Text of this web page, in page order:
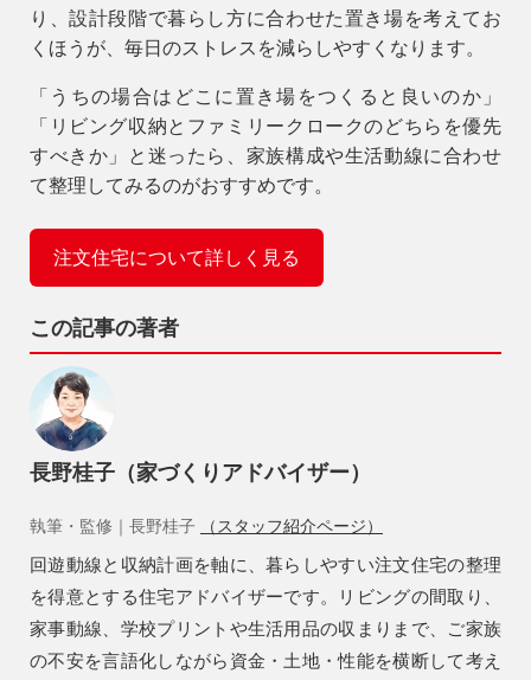
り、設計段階で暮らし方に合わせた置き場を考えてお
くほうが、毎日のストレスを減らしやすくなります。
「うちの場合はどこに置き場をつくると良いのか」
「リビング収納とファミリークロークのどちらを優先
すべきか」と迷ったら、家族構成や生活動線に合わせ
て整理してみるのがおすすめです。
注文住宅について詳しく見る
この記事の著者
長野桂子（家づくりアドバイザー）
執筆・監修｜長野桂子 （スタッフ紹介ページ）
回遊動線と収納計画を軸に、暮らしやすい注文住宅の整理
を得意とする住宅アドバイザーです。リビングの間取り、
家事動線、学校プリントや生活用品の収まりまで、ご家族
の不安を言語化しながら資金・土地・性能を横断して考え